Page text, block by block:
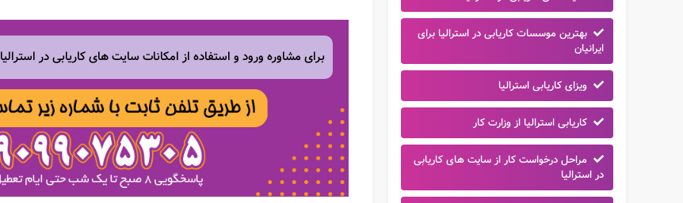
بهترین موسسات کاریابی در استرالیا برای
ایرانیان
ویزای کاریابی استرالیا
کاریابی استرالیا از وزارت کار
مراحل درخواست کار از سایت های کاریابی
در استرالیا
برای مشاوره ورود و استفاده از امکانات سایت های کاریابی در استرالیا